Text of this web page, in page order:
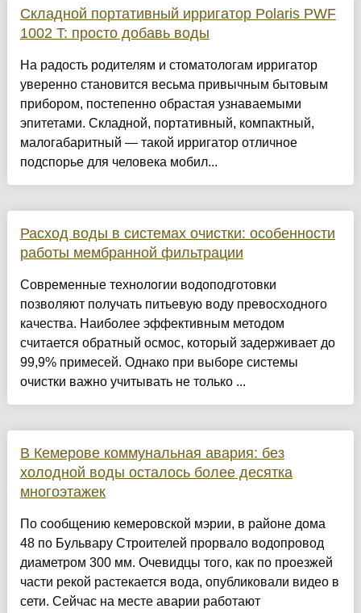
Складной портативный ирригатор Polaris PWF
1002 T: просто добавь воды
На радость родителям и стоматологам ирригатор
уверенно становится весьма привычным бытовым
прибором, постепенно обрастая узнаваемыми
эпитетами. Складной, портативный, компактный,
малогабаритный — такой ирригатор отличное
подспорье для человека мобил...
Расход воды в системах очистки: особенности
работы мембранной фильтрации
Современные технологии водоподготовки
позволяют получать питьевую воду превосходного
качества. Наиболее эффективным методом
считается обратный осмос, который задерживает до
99,9% примесей. Однако при выборе системы
очистки важно учитывать не только ...
В Кемерове коммунальная авария: без
холодной воды осталось более десятка
многоэтажек
По сообщению кемеровской мэрии, в районе дома
48 по Бульвару Строителей прорвало водопровод
диаметром 300 мм. Очевидцы того, как по проезжей
части рекой растекается вода, опубликовали видео в
сети. Сейчас на месте аварии работают